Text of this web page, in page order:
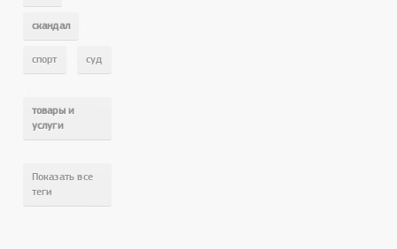
скандал
спорт суд
товары и
услуги
Показать все
теги